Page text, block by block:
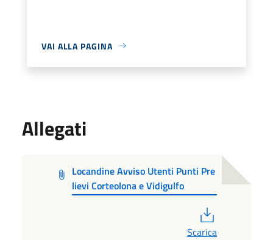
VAI ALLA PAGINA
Allegati
Locandine Avviso Utenti Punti Pre
lievi Corteolona e Vidigulfo
Scarica